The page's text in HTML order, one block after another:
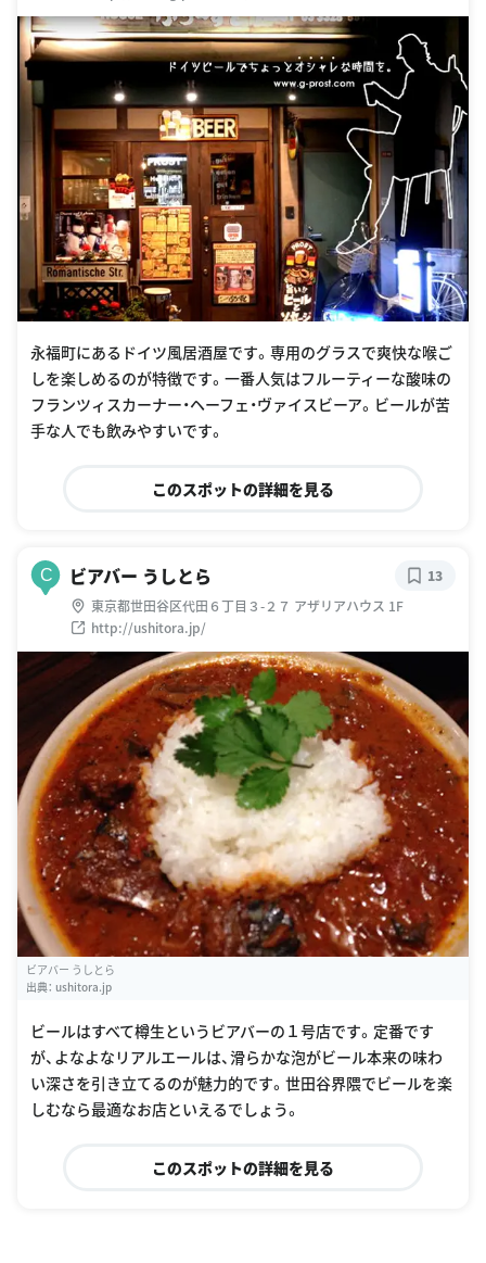
永福町にあるドイツ風居酒屋です。専用のグラスで爽快な喉ご
しを楽しめるのが特徴です。一番人気はフルーティーな酸味の
フランツィスカーナー・ヘーフェ・ヴァイスビーア。ビールが苦
手な人でも飲みやすいです。
このスポットの詳細を見る
C ビアバー うしとら
東京都世田谷区代田６丁目３-２７ アザリアハウス 1F
http://ushitora.jp/
13
ビアバー うしとら
出典： ushitora.jp
ビールはすべて樽生というビアバーの１号店です。定番です
が、よなよなリアルエールは、滑らかな泡がビール本来の味わ
い深さを引き立てるのが魅力的です。世田谷界隈でビールを楽
しむなら最適なお店といえるでしょう。
このスポットの詳細を見る